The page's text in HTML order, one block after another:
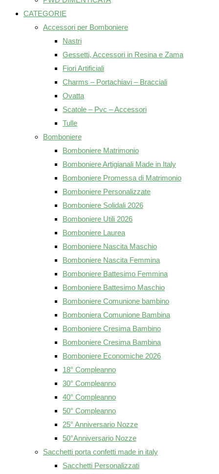
CATEGORIE
Accessori per Bomboniere
Nastri
Gessetti, Accessori in Resina e Zama
Fiori Artificiali
Charms – Portachiavi – Bracciali
Ovatta
Scatole – Pvc – Accessori
Tulle
Bomboniere
Bomboniere Matrimonio
Bomboniere Artigianali Made in Italy
Bomboniere Promessa di Matrimonio
Bomboniere Personalizzate
Bomboniere Solidali 2026
Bomboniere Utili 2026
Bomboniere Laurea
Bomboniere Nascita Maschio
Bomboniere Nascita Femmina
Bomboniere Battesimo Femmina
Bomboniere Battesimo Maschio
Bomboniere Comunione bambino
Bomboniera Comunione Bambina
Bomboniere Cresima Bambino
Bomboniere Cresima Bambina
Bomboniere Economiche 2026
18° Compleanno
30° Compleanno
40° Compleanno
50° Compleanno
25° Anniversario Nozze
50°Anniversario Nozze
Sacchetti porta confetti made in italy
Sacchetti Personalizzati